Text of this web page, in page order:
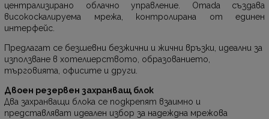
централизирано облачно управление. Omada създава
високоскалируема мрежа, контролирана от единен
интерфейс.
Предлагат се безшевни безжични и жични връзки, идеални за
използване в хотелиерството, образованието,
търговията, офисите и други.
Двоен резервен захранващ блок
Два захранващи блока се подкрепят взаимно и
представляват идеален избор за надеждна мрежова